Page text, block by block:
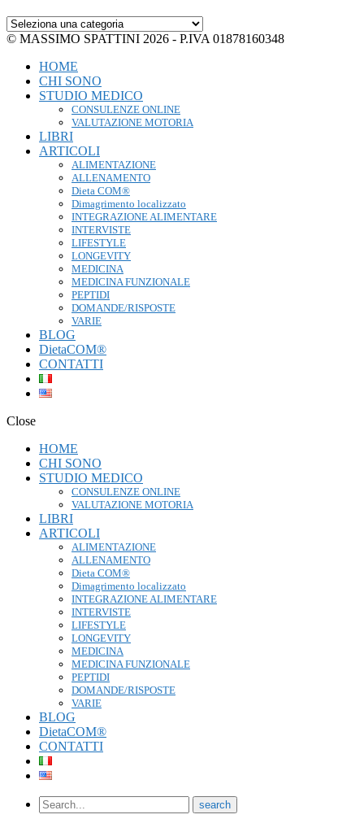
Categorie
© MASSIMO SPATTINI 2026 - P.IVA 01878160348
HOME
CHI SONO
STUDIO MEDICO
CONSULENZE ONLINE
VALUTAZIONE MOTORIA
LIBRI
ARTICOLI
ALIMENTAZIONE
ALLENAMENTO
Dieta COM®
Dimagrimento localizzato
INTEGRAZIONE ALIMENTARE
INTERVISTE
LIFESTYLE
LONGEVITY
MEDICINA
MEDICINA FUNZIONALE
PEPTIDI
DOMANDE/RISPOSTE
VARIE
BLOG
DietaCOM®
CONTATTI
Close
HOME
CHI SONO
STUDIO MEDICO
CONSULENZE ONLINE
VALUTAZIONE MOTORIA
LIBRI
ARTICOLI
ALIMENTAZIONE
ALLENAMENTO
Dieta COM®
Dimagrimento localizzato
INTEGRAZIONE ALIMENTARE
INTERVISTE
LIFESTYLE
LONGEVITY
MEDICINA
MEDICINA FUNZIONALE
PEPTIDI
DOMANDE/RISPOSTE
VARIE
BLOG
DietaCOM®
CONTATTI